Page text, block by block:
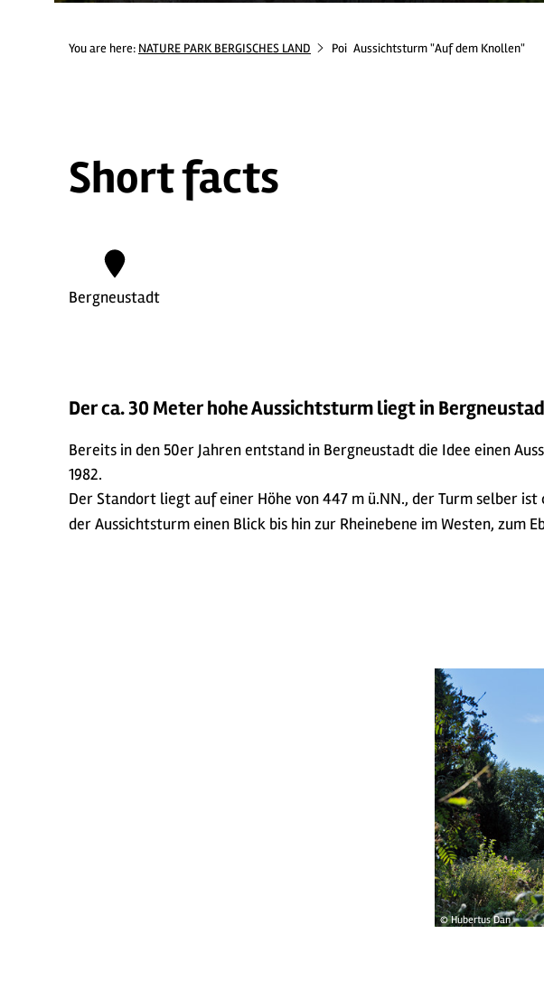
You are here: NATURE PARK BERGISCHES LAND Poi Aussichtsturm "Auf dem Knollen"
Short facts
Bergneustadt
Der ca. 30 Meter hohe Aussichtsturm liegt in
Bereits in den 50er Jahren entstand in Bergneustadt die Idee einen
1982.
Der Standort liegt auf einer Höhe von 447 m ü.NN., der Turm selber
der Aussichtsturm einen Blick bis hin zur Rheinebene im Westen, zum
© Hubertus Dan